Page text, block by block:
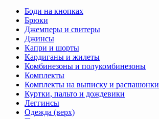
Боди на кнопках
Брюки
Джемперы и свитеры
Джинсы
Капри и шорты
Кардиганы и жилеты
Комбинезоны и полукомбинезоны
Комплекты
Комплекты на выписку и распашонки
Куртки, пальто и дождевики
Леггинсы
Одежда (верх)